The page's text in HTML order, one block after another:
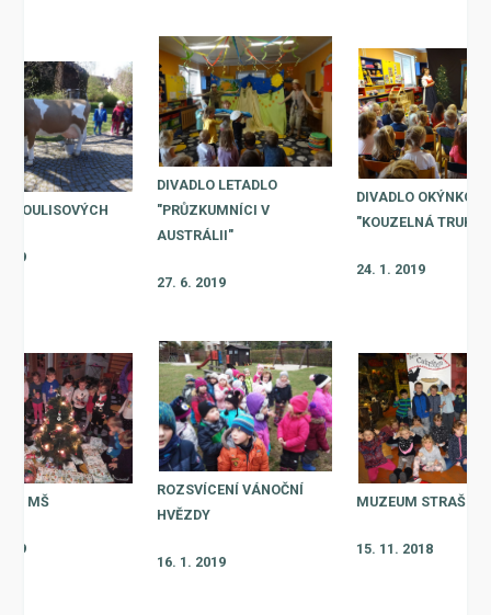
MOULISOVÝCH
DIVADLO LETADLO
"PRŮZKUMNÍCI V
AUSTRÁLII"
27. 6. 2019
DIVADLO OKÝNKO -
"KOUZELNÁ
24. 1. 2019
V MŠ
ROZSVÍCENÍ VÁNOČNÍ
HVĚZDY
16. 1. 2019
MUZEUM
15. 11. 2018